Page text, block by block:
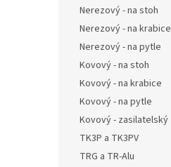
Nerezový - na stoh
Nerezový - na krabice
Nerezový - na pytle
Kovový - na stoh
Kovový - na krabice
Kovový - na pytle
Kovový - zasilatelský
TK3P a TK3PV
TRG a TR-Alu